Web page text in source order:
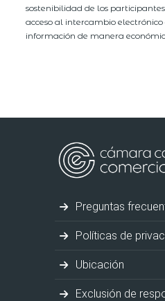
sostenibilidad de los
acceso al intercambio electrónico
información de manera
Preguntas
Políticas de
Ubicación
Exclusión de